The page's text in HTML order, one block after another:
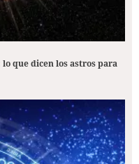
lo que dicen los astros para